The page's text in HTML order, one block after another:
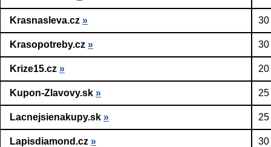
Krasnasleva.cz » 30
Krasopotreby.cz » 30
Krize15.cz »
Kupon-Zlavovy.sk »
Lacnejsienakupy.sk »
Lapisdiamond.cz » 30